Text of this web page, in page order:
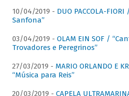
10/04/2019 - DUO PACCOLA-
Sanfona”
03/04/2019 - OLAM EIN SOF /
Trovadores e Peregrinos”
27/03/2019 - MARIO ORLANDO E
“Música para Reis”
20/03/2019 - CAPELA